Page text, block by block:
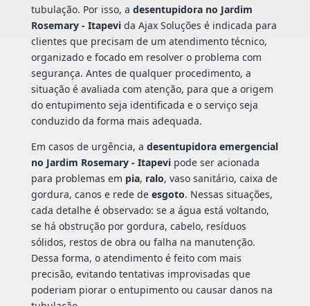
tubulação. Por isso, a desentupidora no Jardim
Rosemary - Itapevida Ajax Soluções é indicada para
clientes que precisam de um atendimento técnico,
organizado e focado em resolver o problema com
segurança. Antes de qualquer procedimento, a
situação é avaliada com atenção, para que a origem
do entupimento seja identificada e o serviço seja
conduzido da forma mais adequada.
Em casos de urgência, a desentupidora emergencial
no Jardim Rosemary - Itapevipode ser acionada
para problemas em pia, ralo, vaso sanitário, caixa de
gordura, canos e rede de esgoto. Nessas situações,
cada detalhe é observado: se a água está voltando,
se há obstrução por gordura, cabelo, resíduos
sólidos, restos de obra ou falha na manutenção.
Dessa forma, o atendimento é feito com mais
precisão, evitando tentativas improvisadas que
poderiam piorar o entupimento ou causar danos na